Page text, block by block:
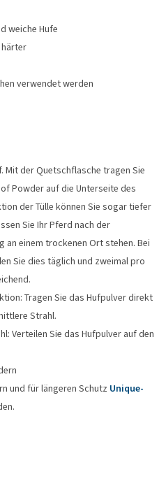
weiche Hufe
verwendet werden
Mit der Quetschflasche tragen Sie
Powder auf die Unterseite des
der Tülle können Sie sogar tiefer
Sie Ihr Pferd nach der
an einem trockenen Ort stehen. Bei
Sie dies täglich und zweimal pro
Tragen Sie das Hufpulver direkt
Strahl.
Verteilen Sie das Hufpulver auf den
und für längeren Schutz Unique-